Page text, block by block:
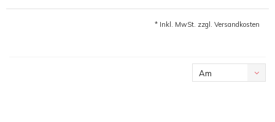
* Inkl. MwSt. zzgl. Versandkosten
Am